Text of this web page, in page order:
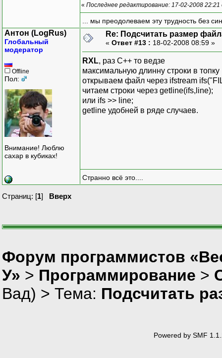
« Последнее редактирование: 17-02-2008
... мы преодолеваем эту трудность без
Антон (LogRus)
Глобальный
модератор
Offline
Пол:
Внимание! Люблю
сахар в кубиках!
Re: Подсчитать размер
« Ответ #13 : 18-02-2008 08:59 »
RXL, раз C++ то ведзе
максимальную длинну строки в топку
открываем файл через ifstream
читаем строки через getline(ifs,line);
или ifs >> line;
getline удобней в ряде случаев.
Странно всё это....
Страниц: [1] Вверх
Форум программистов
У» > Программирование >
Вад) > Тема: Подсчитать
Powered by SMF